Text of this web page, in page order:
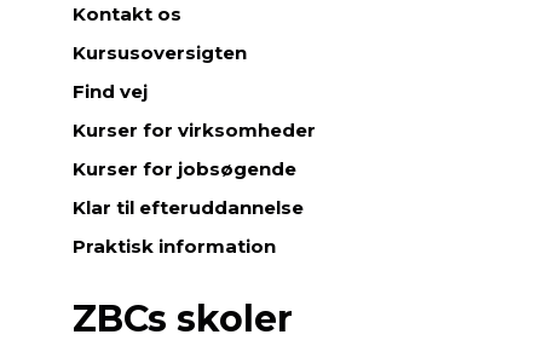
Kontakt os
Kursusoversigten
Find vej
Kurser for virksomheder
Kurser for jobsøgende
Klar til efteruddannelse
Praktisk information
ZBCs skoler